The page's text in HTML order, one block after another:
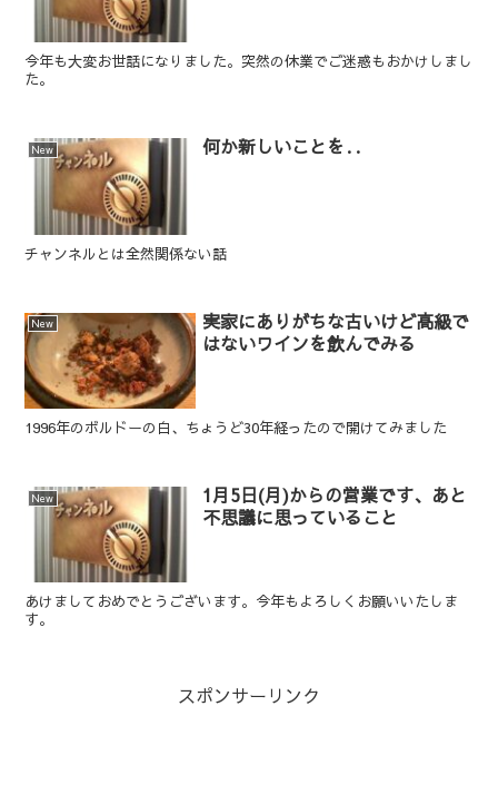
今年も大変お世話になりました。突然の休業でご迷惑もおかけしまし
た。
New 何か新しいことを‥
チャンネルとは全然関係ない話
New
実家にありがちな古いけど高級で
はないワインを飲んでみる
1996年のボルドーの白、ちょうど30年経ったので開けてみました
New
1月5日(月)からの営業です、あと
不思議に思っていること
あけましておめでとうございます。今年もよろしくお願いいたしま
す。
スポンサーリンク